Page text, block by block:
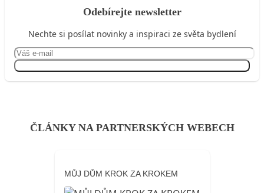
Odebírejte newsletter
Nechte si posílat novinky a inspiraci ze světa bydlení
ČLÁNKY NA PARTNERSKÝCH WEBECH
MŮJ DŮM KROK ZA KROKEM